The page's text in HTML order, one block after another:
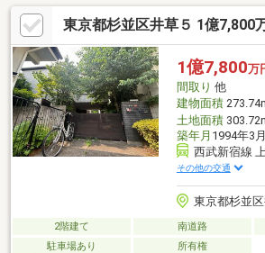
利用するご家庭にもおすすめです。現在空室
っくり室内をご見学いただけます。陽当たり
ださい。■築浅(2021年築)のきれいな戸建住
使える間取り■約17.8帖の開放的なLDK■スー
分圏内■教育施設が身近で子育てにも嬉しい
LDKをぜひ現地でご確認ください。
東京都杉並区井草５ 1億7,800
1億7,800万
間取り 他
建物面積
土地面積
築年月 1994年3
西武新宿線
その他の交通
東京都杉並区
2階建て 南道路
駐車場あり
所有権